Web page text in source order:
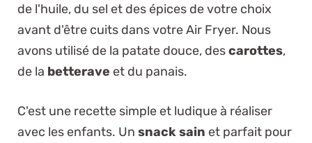
de l'huile, du sel et des épices de votre choix
avant d'être cuits dans votre Air Fryer. Nous
avons utilisé de la patate douce, descarottes,
de la betterave et du panais.
C'est une recette simple et ludique à réaliser
avec les enfants. Un snack sain et parfait pour